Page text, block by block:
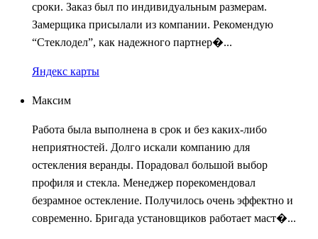
сроки. Заказ был по индивидуальным размерам.
Замерщика присылали из компании. Рекомендую
“Стеклодел”, как надежного партнер�...
Яндекс карты
Максим
Работа была выполнена в срок и без каких-либо
неприятностей. Долго искали компанию для
остекления веранды. Порадовал большой выбор
профиля и стекла. Менеджер порекомендовал
безрамное остекление. Получилось очень эффектно и
современно. Бригада установщиков работает маст�...